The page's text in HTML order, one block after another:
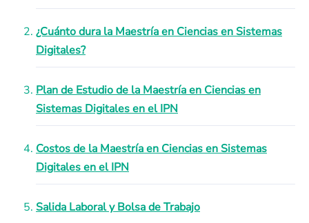
¿Cuánto dura la Maestría en Ciencias en Sistemas
Digitales?
Plan de Estudio de la Maestría en Ciencias en
Sistemas Digitales en el IPN
Costos de la Maestría en Ciencias en Sistemas
Digitales en el IPN
Salida Laboral y Bolsa de Trabajo